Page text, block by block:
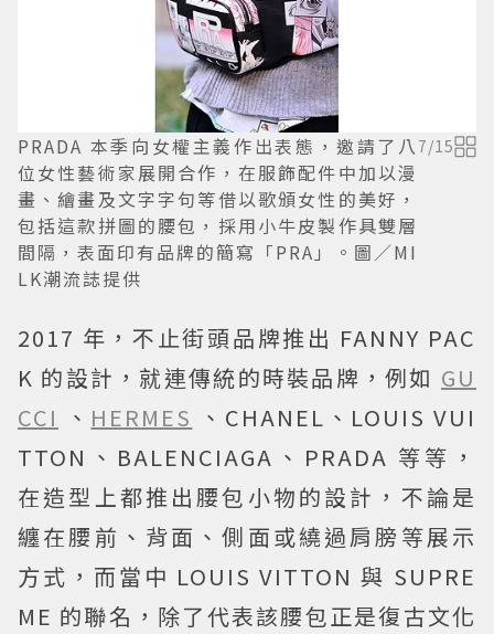
PRADA 本季向女權主義作出表態，邀請了八
位女性藝術家展開合作，在服飾配件中加以漫
畫、繪畫及文字字句等借以歌頒女性的美好，
包括這款拼圖的腰包，採用小牛皮製作具雙層
間隔，表面印有品牌的簡寫「PRA」。圖／MI
LK潮流誌提供
7/15
2017 年，不止街頭品牌推出 FANNY PAC
K 的設計，就連傳統的時裝品牌，例如 GU
CCI
、 HERMES 、CHANEL、LOUIS VUI
TTON、BALENCIAGA、PRADA 等等，
在造型上都推出腰包小物的設計，不論是
纏在腰前、背面、側面或繞過肩膀等展示
方式，而當中 LOUIS VITTON 與 SUPRE
ME 的聯名，除了代表該腰包正是復古文化